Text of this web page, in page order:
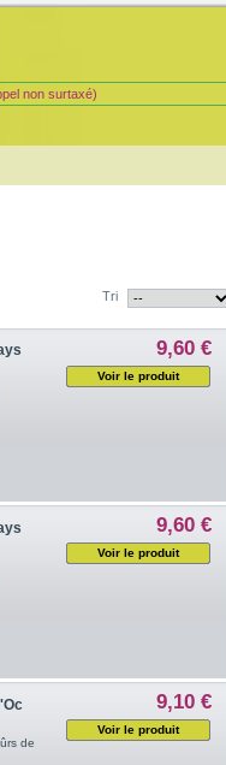
non surtaxé)
Tri
9,60 €
Voir le produit
9,60 €
Voir le produit
de
9,10 €
Voir le produit